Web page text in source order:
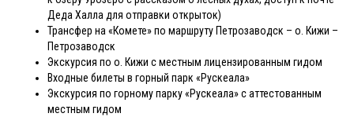
Деда Халла для отправки открыток)
Трансфер на «Комете» по маршруту Петрозаводск – о. Кижи –
Петрозаводск
Экскурсия по о. Кижи с местным лицензированным гидом
Входные билеты в горный парк «Рускеала»
Экскурсия по горному парку «Рускеала» с аттестованным
местным гидом